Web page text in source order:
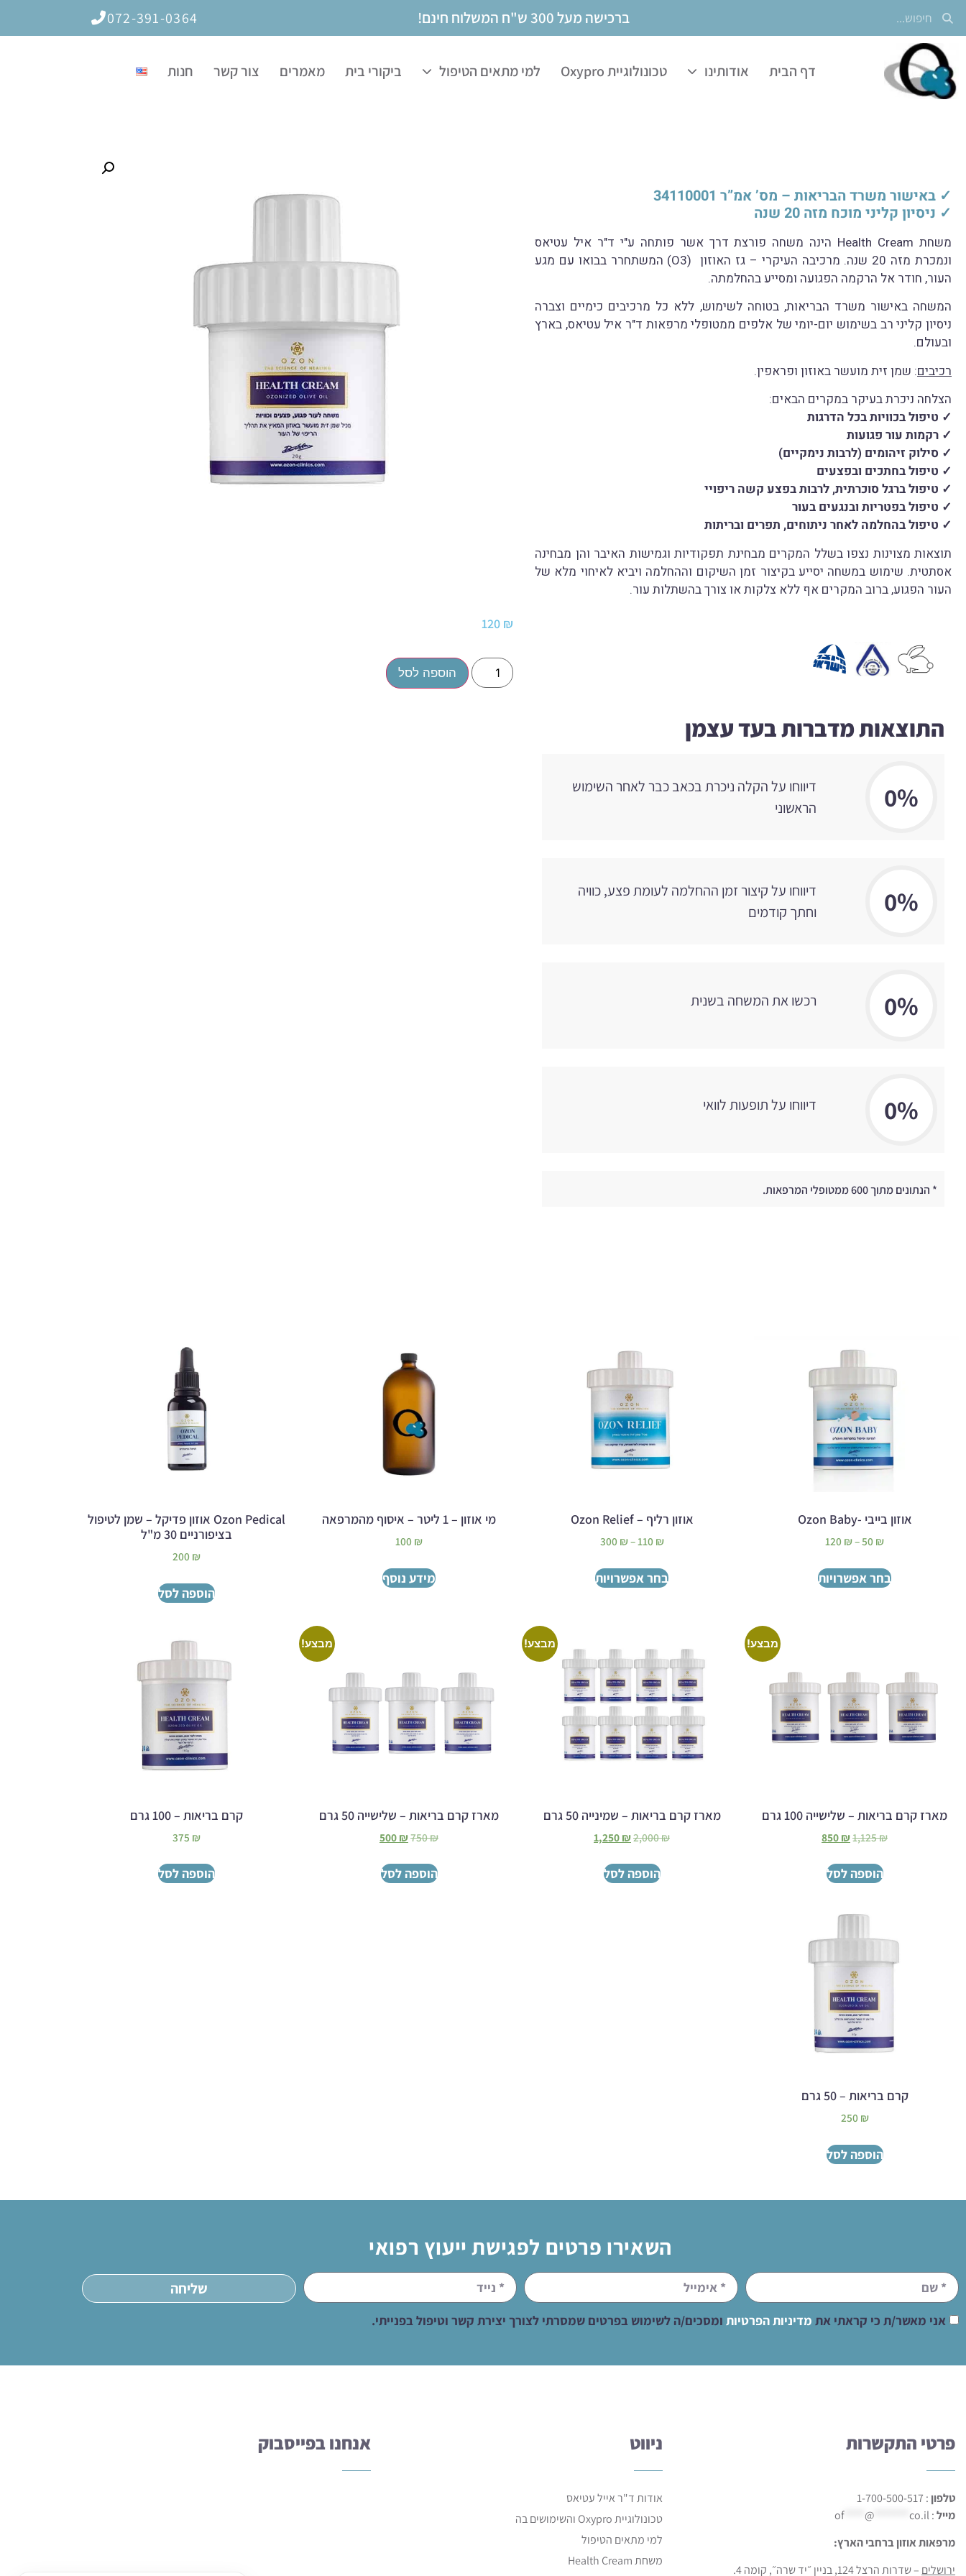
ברכישה מעל 300 ש"ח המשלוח חינם! 072-391-0364
דף הבית אודותינו טכונולוגייתOxypro למי מתאים הטיפול ביקורי בית מאמרים צור קשר חנות
✓ באישור משרד הבריאות – מס’ אמ”ר 34110001
✓ ניסיון קליני מוכח מזה 20 שנה
משחת Health Cream הינה משחה פורצת דרך אשר פותחה ע"י ד"ר איל עטיאס
ונמכרת מזה 20 שנה. מרכיבה העיקרי – גז האוזון (O3) המשתחרר בבואו עם מגע
העור, חודר אל הרקמה הפגועה ומסייע בהחלמתה.
המשחה באישור משרד הבריאות, בטוחה לשימוש, ללא כל מרכיבים כימיים וצברה
ניסיון קליני רב בשימוש יום-יומי של אלפים ממטופלי מרפאות ד"ר איל עטיאס, בארץ
ובעולם.
רכיבים: שמן זית מועשר באוזון ופראפין.
הצלחה ניכרת בעיקר במקרים הבאים:
✓ טיפול בכוויות בכל הדרגות
✓ רקמות עור פגועות
✓ סילוק זיהומים (לרבות נימקיים)
✓ טיפול בחתכים ובפצעים
✓ טיפול ברגל סוכרתית, לרבות בפצע קשה ריפויי
✓ טיפול בפטריות ובנגעים בעור
✓ טיפול בהחלמה לאחר ניתוחים, תפרים ובריתות
תוצאות מצוינות נצפו בשלל המקרים מבחינת תפקודיות וגמישות האיבר והן מבחינה
אסתטית. שימוש במשחה יסייע בקיצור זמן השיקום וההחלמה ויביא לאיחוי מלא של
העור הפגוע, ברוב המקרים אף ללא צלקות או צורך בהשתלות עור.
התוצאות מדברות בעד עצמן
0%
דיווחו על הקלה ניכרת בכאב כבר לאחר השימוש
הראשוני
0%
דיווחו על קיצור זמן ההחלמה לעומת פצע, כוויה
וחתך קודמים
0% רכשו את המשחה בשנית
0% דיווחו על תופעות לוואי
* הנתונים מתוך 600 ממטופלי המרפאות.
120 ₪
הוספה לסל
אוזון בייבי -Ozon Baby
50 ₪
–
120 ₪
בחר אפשרויות
אוזון רליף – Ozon Relief
110 ₪
–
300 ₪
בחר אפשרויות
מי אוזון – 1 ליטר – איסוף מהמרפאה
100 ₪
מידע נוסף
Ozon Pedical אוזון פדיקל – שמן לטיפול
בציפורניים 30 מ"ל
200 ₪
הוספה לסל
מבצע!
מארז קרם בריאות – שלישייה 100 גרם
1,125₪
850 ₪
הוספה לסל
מבצע!
מארז קרם בריאות – שמינייה 50 גרם
2,000₪
1,250 ₪
הוספה לסל
מבצע!
מארז קרם בריאות – שלישייה 50 גרם
750₪
500 ₪
הוספה לסל
קרם בריאות – 100 גרם
375 ₪
הוספה לסל
קרם בריאות – 50 גרם
250 ₪
הוספה לסל
השאירו פרטים לפגישת ייעוץ רפואי
אני מאשר/ת כי קראתי את מדיניות הפרטיות ומסכים/ה לשימוש בפרטים שמסרתי לצורך יצירת קשר וטיפול בפנייתי.
שליחה
פרטי התקשרות
טלפון : 1-700-500-517
מייל:
of @
co.il
מרפאות אוזון ברחבי הארץ:
ירושלים – שדרות הרצל 124, בניין ״יד שרה״, קומה 4.
ניווט
אודות ד"ר אייל עטיאס
טכונולוגיית Oxypro והשימושים בה
למי מתאים הטיפול
משחת Health Cream
אנחנו בפייסבוק